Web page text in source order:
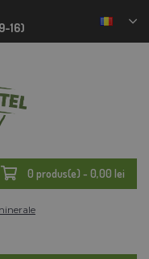
16)
0 produs(e) - 0,00 lei